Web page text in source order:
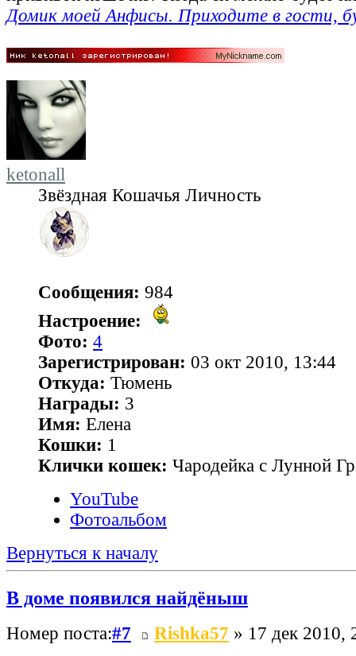
Домик моей Анфисы. Приходите в гости,
ketonall
Звёздная Кошачья Личность
Сообщения: 984
Настроение:
Фото: 4
Зарегистрирован: 03 окт 2010, 13:44
Откуда: Тюмень
Награды: 3
Имя: Елена
Кошки: 1
Клички кошек: Чародейка с Лунной
YouTube
Фотоальбом
Вернуться к началу
В доме появился найдёныш
Номер поста:#7 Rishka57 » 17 дек 2010,